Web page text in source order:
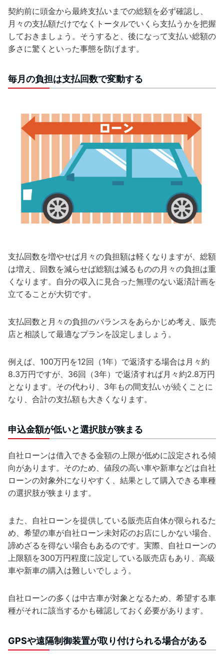
契約前に頭金から最終支払いまでの総額を必ず確認し、
月々の支払額だけでなくトータルでいくら支払うかを把握
しておきましょう。そうすると、後になって支払い総額の
多さに驚くといった事態を防げます。
毎月の負担は支払回数で変動する
支払回数を増やせば月々の負担額は軽くなりますが、総額
は増え、回数を減らせば総額は減るものの月々の負担は重
くなります。自分の収入に見合った無理のない返済計画を
立てることが大切です。
支払回数と月々の負担のバランスをあらかじめ考え、販売
店と相談して最適なプランを設定しましょう。
例えば、100万円を12回（1年）で返済する場合は月々約
8.3万円ですが、36回（3年）で返済すれば月々約2.8万円
となります。その代わり、3年もの間支払いが続くことに
なり、合計の支払額も大きくなります。
申込金額が低いと選択肢が狭まる
自社ローンは借入できる金額の上限が低めに設定される傾
向があります。そのため、値段の高い車や新車などは自社
ローンの対象外になりやすく、結果として購入できる車種
の選択肢が狭まります。
また、自社ローンを提供している販売店自体が限られるた
め、希望の車が自社ローン未対応のお店にしかない場合、
諦めざるを得ない場合もあるのです。実際、自社ローンの
上限額を300万円程度に設定している販売店もあり、高級
車や新車の購入は難しいでしょう。
自社ローンの多くは中古車が対象となるため、希望する車
種がそれに該当するかも確認しておく必要があります。
GPSや遠隔制御装置が取り付けられる場合がある